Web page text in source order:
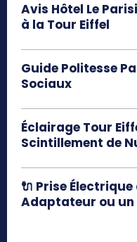
Avis Hôtel Le
à la Tour Eiffel
Guide Politesse
Sociaux
Éclairage Tour
Scintillement de
🔌 Prise
Adaptateur ou un